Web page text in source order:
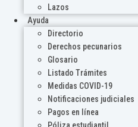
Lazos
Ayuda
Directorio
Derechos pecunarios
Glosario
Listado Trámites
Medidas COVID-19
Notificaciones judiciales
Pagos en línea